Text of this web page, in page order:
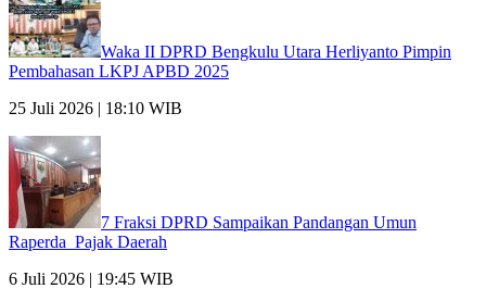
Waka II DPRD Bengkulu Utara Herliyanto Pimpin
Pembahasan LKPJ APBD 2025
25 Juli 2026 | 18:10 WIB
7 Fraksi DPRD Sampaikan Pandangan Umun
Raperda Pajak Daerah
6 Juli 2026 | 19:45 WIB